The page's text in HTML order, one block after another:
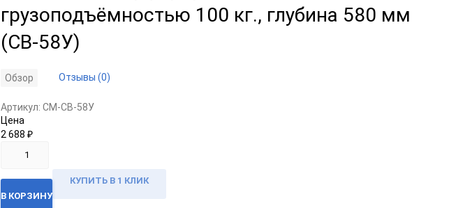
грузоподъёмностью 100 кг., глубина 580 мм
(СВ-58У)
Обзор Отзывы (0)
Артикул: CM-СВ-58У
Цена
2 688 ₽
В КОРЗИНУ
КУПИТЬ В 1 КЛИК